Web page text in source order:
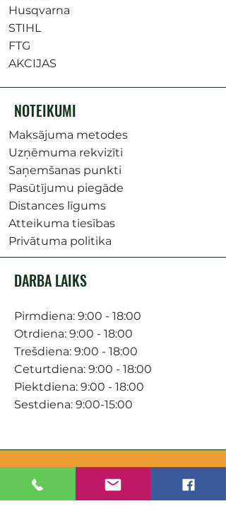
Husqvarna
STIHL
FTG
AKCIJAS
NOTEIKUMI
Maksājuma metodes
Uzņēmuma rekvizīti
Saņemšanas punkti
Pasūtījumu piegāde
Distances līgums
Atteikuma tiesības
Privātuma politika
DARBA LAIKS
Pirmdiena: 9:00 - 18:00
Otrdiena: 9:00 - 18:00
Trešdiena: 9:00 - 18:00
Ceturtdiena: 9:00 - 18:00
Piektdiena: 9:00 - 18:00
Sestdiena: 9:00-15:00
KONTAKTI